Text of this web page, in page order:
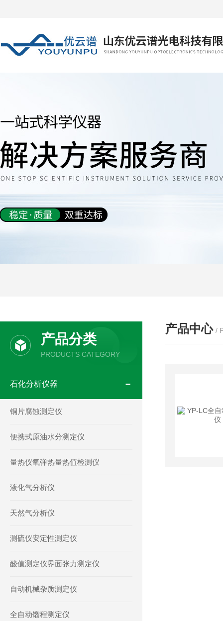
产品分类
PRODUCTS CATEGORY
石化分析仪器
铜片腐蚀测定仪
便携式原油水分测定仪
量热仪氧弹热量热值检测仪
液化气分析仪
天然气分析仪
测硫仪安定性测定仪
酸值测定仪界面张力测定仪
自动机械杂质测定仪
全自动馏程测定仪
产品中心 /